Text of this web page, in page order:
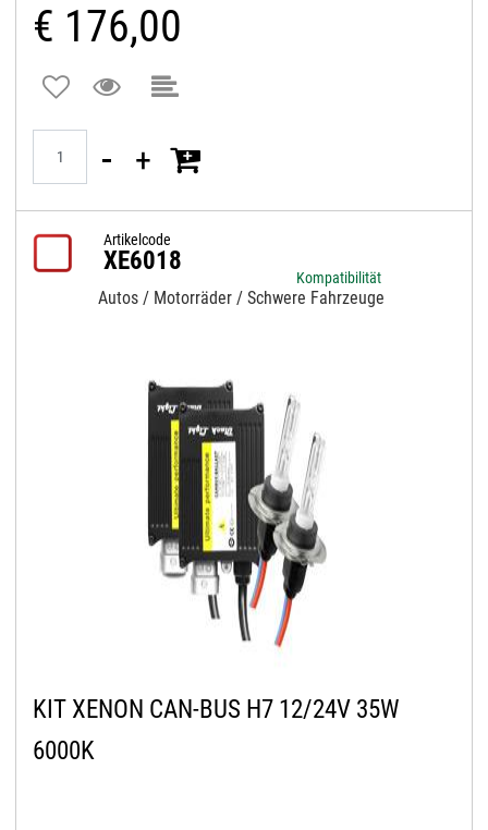
€ 176,00
Artikelcode
XE6018
Kompatibilität
Autos / Motorräder / Schwere Fahrzeuge
KIT XENON CAN-BUS H7 12/24V 35W
6000K